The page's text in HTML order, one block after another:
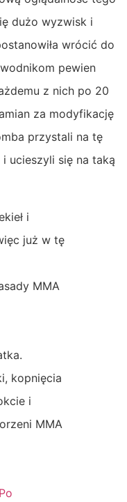
dużo wyzwisk i
wrócić do
pewien
z nich po 20
za modyfikację
przystali na tę
ucieszyli się na taką
i
już w tę
MMA
kopnięcia
i
MMA